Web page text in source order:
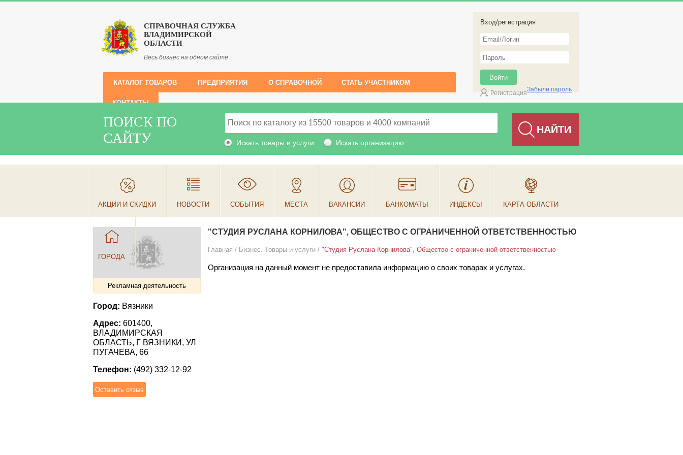
СПРАВОЧНАЯ СЛУЖБА
ВЛАДИМИРСКОЙ
ОБЛАСТИ
Весь бизнес на одном сайте
Вход/регистрация
РегистрацияЗабыли пароль
КАТАЛОГ ТОВАРОВ ПРЕДПРИЯТИЯ О СПРАВОЧНОЙ СТАТЬ УЧАСТНИКОМ
КОНТАКТЫ
ПОИСК ПО
САЙТУ
Искать товары и услуги Искать организацию
АКЦИИ И СКИДКИ НОВОСТИ СОБЫТИЯ МЕСТА ВАКАНСИИ БАНКОМАТЫ ИНДЕКСЫ КАРТА ОБЛАСТИ
ГОРОДА
Рекламная деятельность
Город: Вязники
Адрес: 601400,
ВЛАДИМИРСКАЯ
ОБЛАСТЬ, Г ВЯЗНИКИ, УЛ
ПУГАЧЕВА, 66
Телефон: (492) 332-12-92
"СТУДИЯ РУСЛАНА КОРНИЛОВА", ОБЩЕСТВО С ОГРАНИЧЕННОЙ ОТВЕТСТВЕННОСТЬЮ
Главная / Бизнес. Товары и услуги / "Студия Руслана Корнилова", Общество с ограниченной ответственностью
Организация на данный момент не предоставила информацию о своих товарах и услугах.